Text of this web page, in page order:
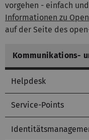
vorgehen - einfach
Informationen zu
auf der Seite des
Kommunikations-
Helpdesk
Service-Points